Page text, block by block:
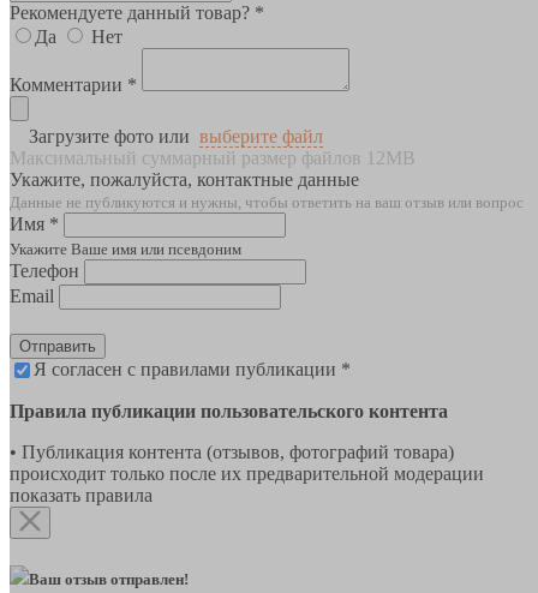
Рекомендуете данный товар? *
Да
Нет
Комментарии *
Загрузите фото или выберите файл
Максимальный суммарный размер файлов 12MB
Укажите, пожалуйста, контактные данные
Данные не публикуются и нужны, чтобы ответить на ваш отзыв или вопрос
Имя *
Укажите Ваше имя или псевдоним
Телефон
Email
Отправить
Я согласен с правилами публикации *
Правила публикации пользовательского контента
• Публикация контента (отзывов, фотографий товара)
происходит только после их предварительной модерации
показать правила
Ваш отзыв отправлен!